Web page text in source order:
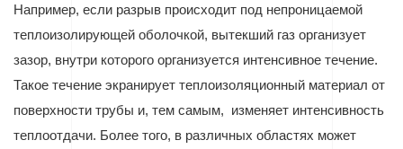
Например, если разрыв происходит под непроницаемой
теплоизолирующей оболочкой, вытекший газ организует
зазор, внутри которого организуется интенсивное течение.
Такое течение экранирует теплоизоляционный материал от
поверхности трубы и, тем самым,
изменяет интенсивность
теплоотдачи. Более того, в различных областях может